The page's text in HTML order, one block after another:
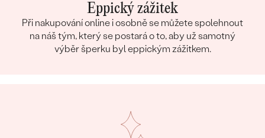
Eppický zážitek
Při nakupování online i osobně se můžete spolehnout
na náš tým, který se postará o to, aby už samotný
výběr šperku byl eppickým zážitkem.